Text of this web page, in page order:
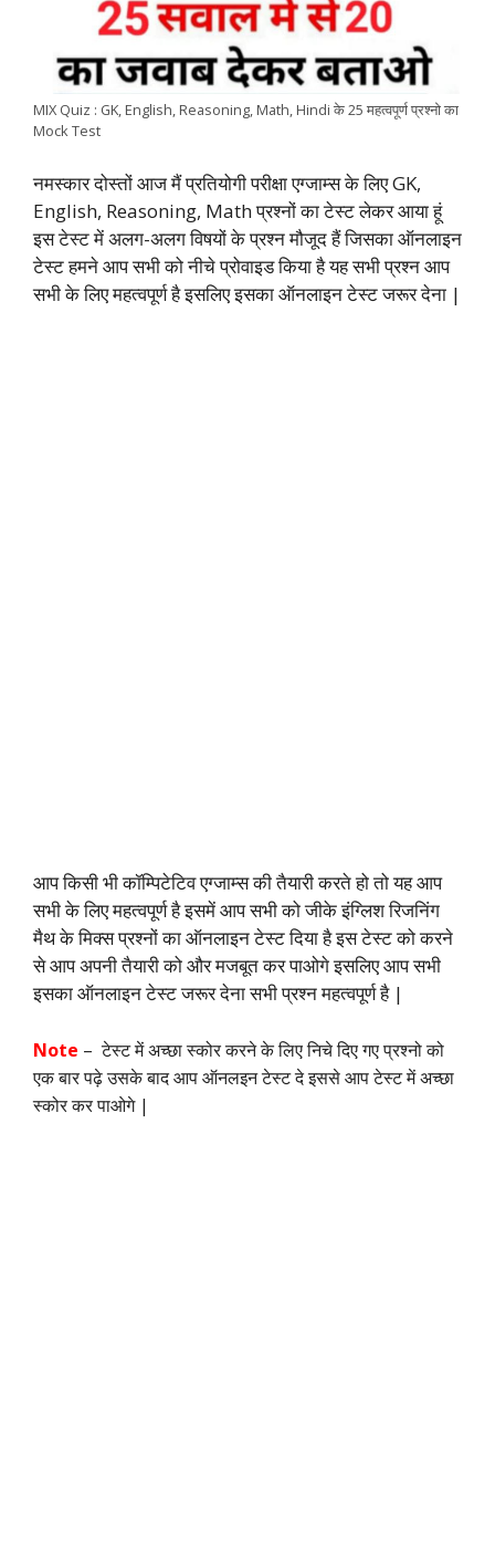
p
n
m
k
MIX Quiz : GK, English, Reasoning, Math, Hindi के 25 महत्वपूर्ण प्रश्नो का
Mock Test
नमस्कार दोस्तों आज मैं प्रतियोगी परीक्षा एग्जाम्स के लिए GK,
English, Reasoning, Math प्रश्नों का टेस्ट लेकर आया हूं
इस टेस्ट में अलग-अलग विषयों के प्रश्न मौजूद हैं जिसका ऑनलाइन
टेस्ट हमने आप सभी को नीचे प्रोवाइड किया है यह सभी प्रश्न आप
सभी के लिए महत्वपूर्ण है इसलिए इसका ऑनलाइन टेस्ट जरूर देना |
आप किसी भी कॉम्पिटेटिव एग्जाम्स की तैयारी करते हो तो यह आप
सभी के लिए महत्वपूर्ण है इसमें आप सभी को जीके इंग्लिश रिजनिंग
मैथ के मिक्स प्रश्नों का ऑनलाइन टेस्ट दिया है इस टेस्ट को करने
से आप अपनी तैयारी को और मजबूत कर पाओगे इसलिए आप सभी
इसका ऑनलाइन टेस्ट जरूर देना सभी प्रश्न महत्वपूर्ण है |
Note – टेस्ट में अच्छा स्कोर करने के लिए निचे दिए गए प्रश्नो को
एक बार पढ़े उसके बाद आप ऑनलइन टेस्ट दे इससे आप टेस्ट में अच्छा
स्कोर कर पाओगे |